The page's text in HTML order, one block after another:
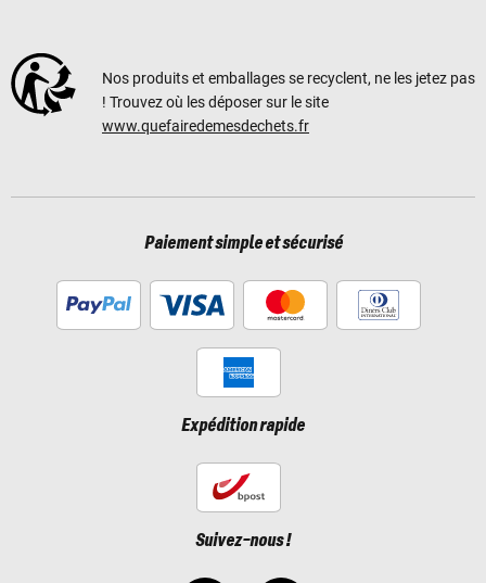
Nos produits et emballages se recyclent, ne les jetez pas
! Trouvez où les déposer sur le site
www.quefairedemesdechets.fr
Paiement simple et sécurisé
Expédition rapide
Suivez-nous !